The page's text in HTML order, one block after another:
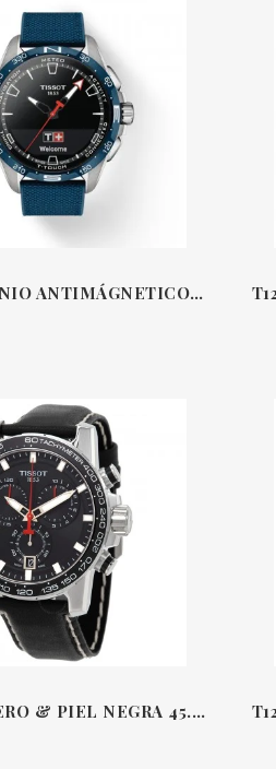
RELOJ TITANIO ANTIMÁGNETICO & CORREA TEXTIL AZUL 47.5 MM T-TOUCH SOLAR CONNECT TISSOT
T1256SL ACERO & PIEL NEGRA 45.5 MM CRONÓGRAFO SUPERSPORT TISSOT